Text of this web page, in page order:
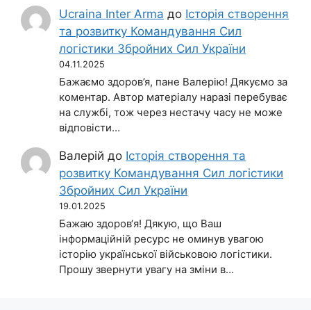
Ucraina Inter Arma до Історія створення
та розвитку Командування Сил
логістики Збройних Сил України
04.11.2025
Бажаємо здоров’я, пане Валерію! Дякуємо за
коментар. Автор матеріалу наразі перебуває
на службі, тож через нестачу часу не може
відповісти…
Валерій до Історія створення та
розвитку Командування Сил логістики
Збройних Сил України
19.01.2025
Бажаю здоров‘я! Дякую, що Ваш
інформаційній ресурс не оминув увагою
історію української військовою логістики.
Прошу звернути увагу на зміни в…